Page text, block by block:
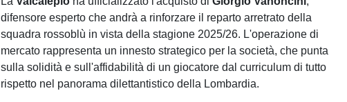
difensore esperto che andrà a rinforzare il reparto arretrato della
squadra rossoblù in vista della stagione 2025/26. L'operazione di
mercato rappresenta un innesto strategico per la società, che punta
sulla solidità e sull'affidabilità di un giocatore dal curriculum di tutto
rispetto nel panorama dilettantistico della Lombardia.